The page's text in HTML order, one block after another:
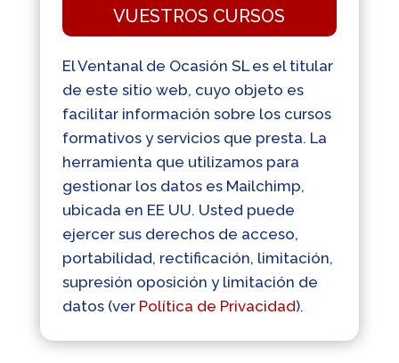
VUESTROS CURSOS
El Ventanal de Ocasión SL es el titular
de este sitio web, cuyo objeto es
facilitar información sobre los cursos
formativos y servicios que presta. La
herramienta que utilizamos para
gestionar los datos es Mailchimp,
ubicada en EE UU. Usted puede
ejercer sus derechos de acceso,
portabilidad, rectificación, limitación,
supresión oposición y limitación de
datos (ver Política de Privacidad).